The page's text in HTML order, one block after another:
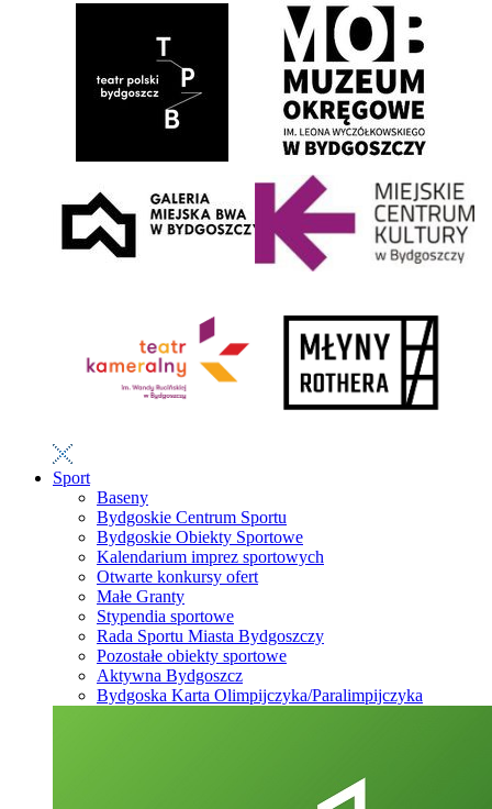
Sport
Baseny
Bydgoskie Centrum Sportu
Bydgoskie Obiekty Sportowe
Kalendarium imprez sportowych
Otwarte konkursy ofert
Małe Granty
Stypendia sportowe
Rada Sportu Miasta Bydgoszczy
Pozostałe obiekty sportowe
Aktywna Bydgoszcz
Bydgoska Karta Olimpijczyka/Paralimpijczyka